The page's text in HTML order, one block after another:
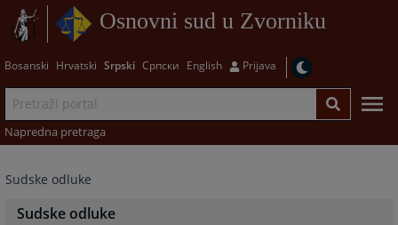
Osnovni sud u Zvorniku
Bosanski Hrvatski Srpski Српски English Prijava
Napredna pretraga
Sudske odluke
Sudske odluke